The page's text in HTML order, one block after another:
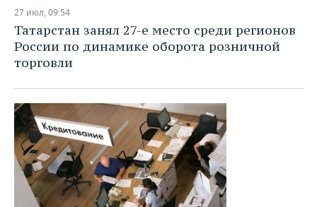
27 июл, 09:54
Татарстан занял 27-е место среди регионов
России по динамике оборота розничной
торговли